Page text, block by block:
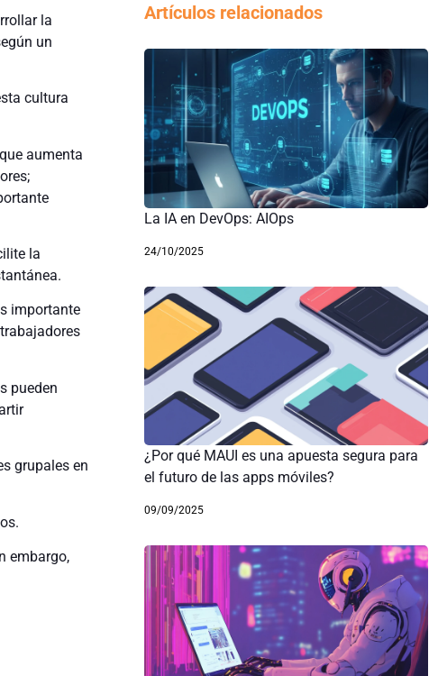
la
un
cultura
aumenta
la
importante
pueden
grupales en
embargo,
Artículos relacionados
La IA en DevOps: AIOps
24/10/2025
¿Por qué MAUI es una apuesta segura para
el futuro de las apps móviles?
09/09/2025